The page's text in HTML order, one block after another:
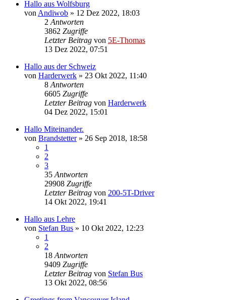
Hallo aus Wolfsburg
von Andiwob » 12 Dez 2022, 18:03
2 Antworten
3862 Zugriffe
Letzter Beitrag von 5E-Thomas
13 Dez 2022, 07:51
Hallo aus der Schweiz
von Harderwerk » 23 Okt 2022, 11:40
8 Antworten
6605 Zugriffe
Letzter Beitrag von Harderwerk
04 Dez 2022, 15:01
Hallo Miteinander.
von Brandstetter» 26 Sep 2018, 18:58
1
2
3
35 Antworten
29908 Zugriffe
Letzter Beitrag von 200-5T-Driver
14 Okt 2022, 19:41
Hallo aus Lehre
von Stefan Bus » 10 Okt 2022, 12:23
1
2
18 Antworten
9409 Zugriffe
Letzter Beitrag von Stefan Bus
13 Okt 2022, 08:56